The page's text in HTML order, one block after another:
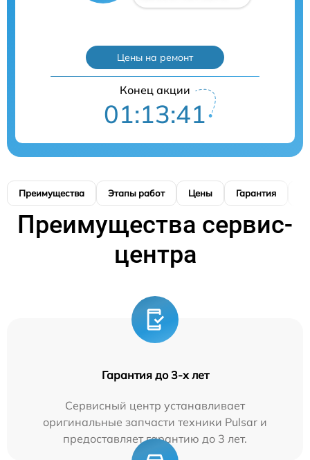
Цены на ремонт
Конец акции
01:13:40
Преимущества Этапы работ Цены Гарантия
Преимущества сервис-
центра
Гарантия до 3-х лет
Сервисный центр устанавливает
оригинальные запчасти техники Pulsar и
предоставляет гарантию до 3 лет.